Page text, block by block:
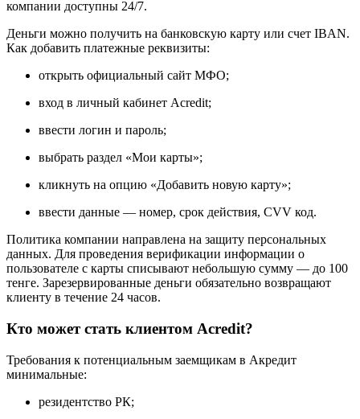
компании доступны 24/7.
Деньги можно получить на банковскую карту или счет IBAN.
Как добавить платежные реквизиты:
открыть официальный сайт МФО;
вход в личный кабинет Acredit;
ввести логин и пароль;
выбрать раздел «Мои карты»;
кликнуть на опцию «Добавить новую карту»;
ввести данные — номер, срок действия, CVV код.
Политика компании направлена на защиту персональных
данных. Для проведения верификации информации о
пользователе с карты списывают небольшую сумму — до 100
тенге. Зарезервированные деньги обязательно возвращают
клиенту в течение 24 часов.
Кто может стать клиентом Acredit?
Требования к потенциальным заемщикам в Акредит
минимальные:
резидентство РК;